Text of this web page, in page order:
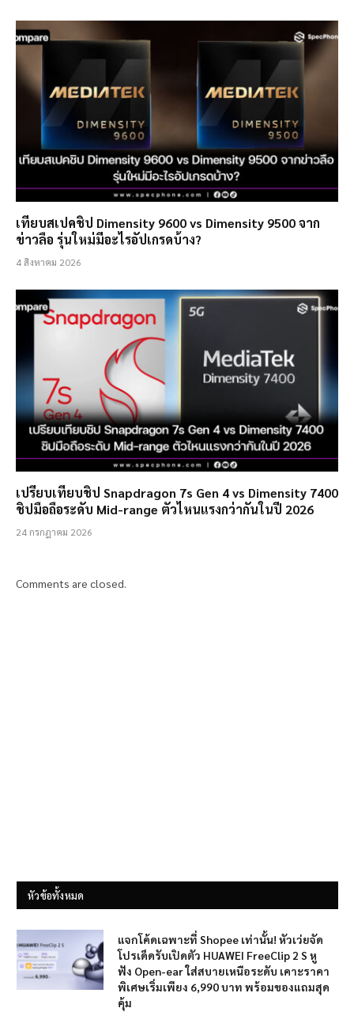
เทียบสเปคชิป Dimensity 9600 vs Dimensity 9500 จาก
ข่าวลือ รุ่นใหม่มีอะไรอัปเกรดบ้าง?
4 สิงหาคม 2026
เปรียบเทียบชิป Snapdragon 7s Gen 4 vs Dimensity 7400
ชิปมือถือระดับ Mid-range ตัวไหนแรงกว่ากันในปี 2026
24 กรกฎาคม 2026
Comments are closed.
หัวข้อทั้งหมด
แจกโค้ดเฉพาะที่ Shopee เท่านั้น! หัวเว่ยจัด
โปรเด็ดรับเปิดตัว HUAWEI FreeClip 2 S หู
ฟัง Open-ear ใส่สบายเหนือระดับ เคาะราคา
พิเศษเริ่มเพียง 6,990 บาท พร้อมของแถมสุด
คุ้ม